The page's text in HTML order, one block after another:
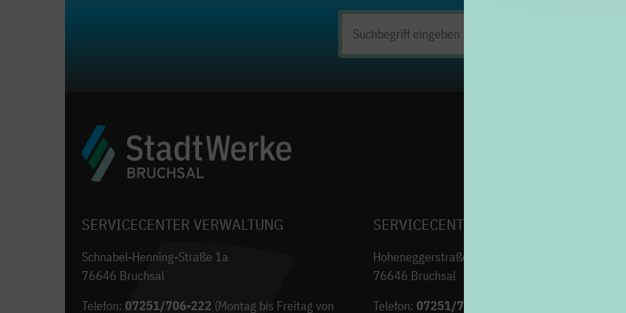
Suchen
nach:
SERVICECENTER VERWALTUNG
Schnabel-Henning-Straße 1a
76646 Bruchsal
Telefon:07251/706-222 (Montag bis Freitag von
SERVICECENTER H7
Hoheneggerstraße 7
76646 Bruchsal
Telefon:07251/706-222